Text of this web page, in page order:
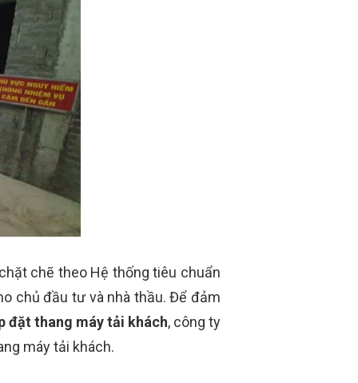
chẽ theo Hệ thống tiêu chuẩn
chủ đầu tư và nhà thầu.Để đảm
đặt thang máy tải khách, công ty
máy tải khách.